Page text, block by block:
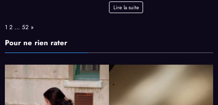
Lire la suite
Page:
1 2 … 52 Next
»
Pour ne rien rater